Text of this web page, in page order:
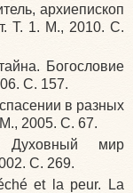
архиепископ
Т. 1. М., 2010. С.
Богословие
С. 157.
в разных
2005. С. 67.
мир
С. 269.
et la peur. La